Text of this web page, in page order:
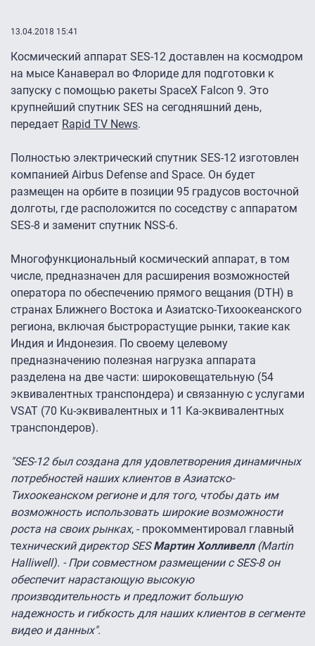
13.04.2018 15:41
Космический аппарат SES-12 доставлен на космодром
на мысе Канаверал во Флориде для подготовки к
запуску с помощью ракеты SpaceX Falcon 9. Это
крупнейший спутник SES на сегодняшний день,
передает Rapid TV News.
Полностью электрический спутник SES-12 изготовлен
компанией Airbus Defense and Space. Он будет
размещен на орбите в позиции 95 градусов восточной
долготы, где расположится по соседству с аппаратом
SES-8 и заменит спутник NSS-6.
Многофункциональный космический аппарат, в том
числе, предназначен для расширения возможностей
оператора по обеспечению прямого вещания (DTH) в
странах Ближнего Востока и Азиатско-Тихоокеанского
региона, включая быстрорастущие рынки, такие как
Индия и Индонезия. По своему целевому
предназначению полезная нагрузка аппарата
разделена на две части: широковещательную (54
эквивалентных транспондера) и связанную с услугами
VSAT (70 Ku-эквивалентных и 11 Ka-эквивалентных
транспондеров).
"SES-12 был создана для удовлетворения динамичных
потребностей наших клиентов в Азиатско-
Тихоокеанском регионе и для того, чтобы дать им
возможность использовать широкие возможности
роста на своих рынках, - прокомментировал главный
технический директор SESМартин Холливелл(Martin
Halliwell). - При совместном размещении с SES-8 он
обеспечит нарастающую высокую
производительность и предложит большую
надежность и гибкость для наших клиентов в сегменте
видео и данных".